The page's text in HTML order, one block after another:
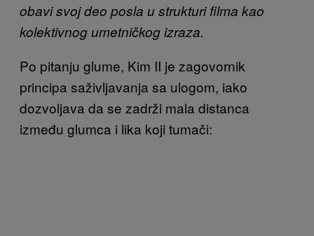
obavi svoj deo posla u strukturi filma kao
kolektivnog umetničkog izraza.
Po pitanju glume, Kim II je zagovornik
principa saživljavanja sa ulogom, iako
dozvoljava da se zadrži mala distanca
između glumca i lika koji tumači: